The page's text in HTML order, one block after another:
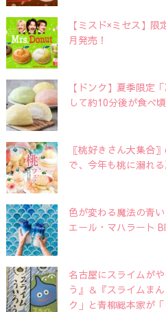
【ミスド×ミセス】
月発売！
【ドンク】夏季限定
して約10分後が食べ頃
〖桃好きさん大集合
で、今年も桃に溺れ
色が変わる魔法の青
エール・マハラート
名古屋にスライムが
う』＆『スライムま
ク」と青柳総本家が